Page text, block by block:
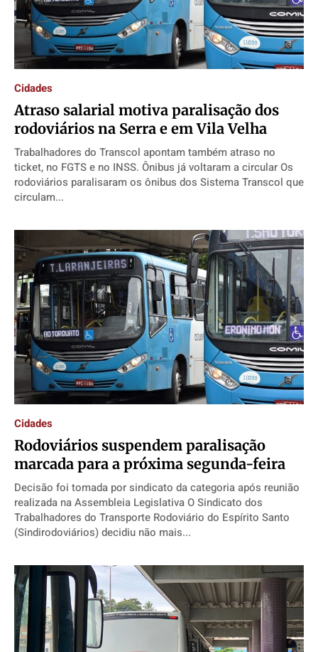
Cidades
​Atraso salarial motiva paralisação dos
rodoviários na Serra e em Vila Velha
Trabalhadores do Transcol apontam também atraso no
ticket, no FGTS e no INSS. Ônibus já voltaram a circular Os
rodoviários paralisaram os ônibus dos Sistema Transcol que
circulam...
Cidades
Rodoviários suspendem paralisação
marcada para a próxima segunda-feira
Decisão foi tomada por sindicato da categoria após reunião
realizada na Assembleia Legislativa O Sindicato dos
Trabalhadores do Transporte Rodoviário do Espírito Santo
(Sindirodoviários) decidiu não mais...